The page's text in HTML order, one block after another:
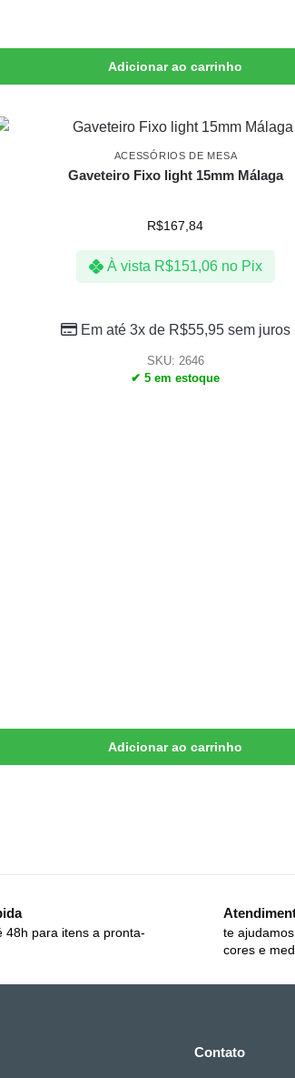
Adicionar ao carrinho
ACESSÓRIOS DE MESA
Gaveteiro Fixo light 15mm Málaga
R$167,84
À vista R$151,06 no Pix
Em até 3x de R$55,95sem juros
SKU: 2646
✔ 5 em estoque
Adicionar ao carrinho
48h para itens a pronta-
te
cores e
Contato